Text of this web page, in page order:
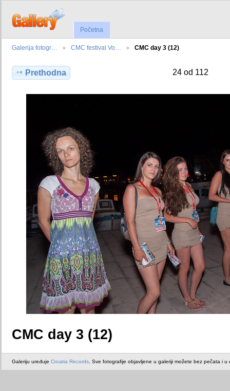
Početna
Galerija fotogr… CMC festival Vo… CMC day 3 (12)
Prethodna 24 od 112
CMC day 3 (12)
Galeriju uređuje Croatia Records . Sve fotografije objavljene u galeriji možete bez pečata i